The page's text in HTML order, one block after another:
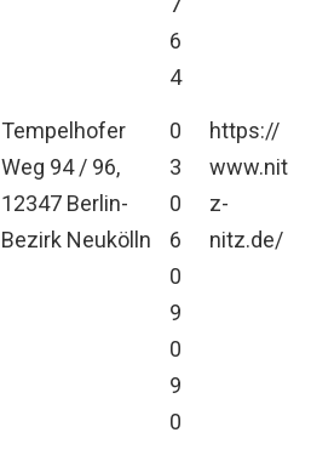
6
4
Tempelhofer
Weg 94 / 96,
12347 Berlin-
Bezirk Neukölln
0
3
0
6
0
9
0
9
0
https://
www.nit
z-
nitz.de/